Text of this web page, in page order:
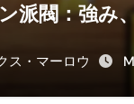
派閥：強み
ス・マーロウ